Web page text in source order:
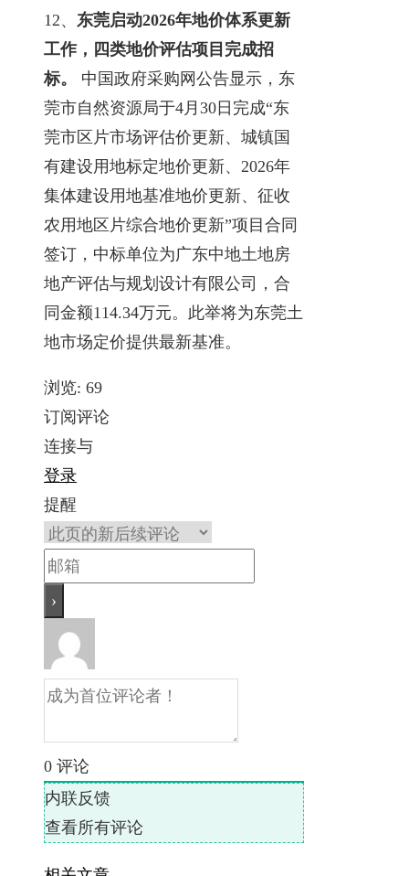
12、 东莞启动2026年地价体系更新
工作，四类地价评估项目完成招
标。 中国政府采购网公告显示，东
莞市自然资源局于4月30日完成“东
莞市区片市场评估价更新、城镇国
有建设用地标定地价更新、2026年
集体建设用地基准地价更新、征收
农用地区片综合地价更新”项目合同
签订，中标单位为广东中地土地房
地产评估与规划设计有限公司，合
同金额114.34万元。此举将为东莞土
地市场定价提供最新基准。
浏览: 69
订阅评论
连接与
登录
提醒
0 评论
内联反馈
查看所有评论